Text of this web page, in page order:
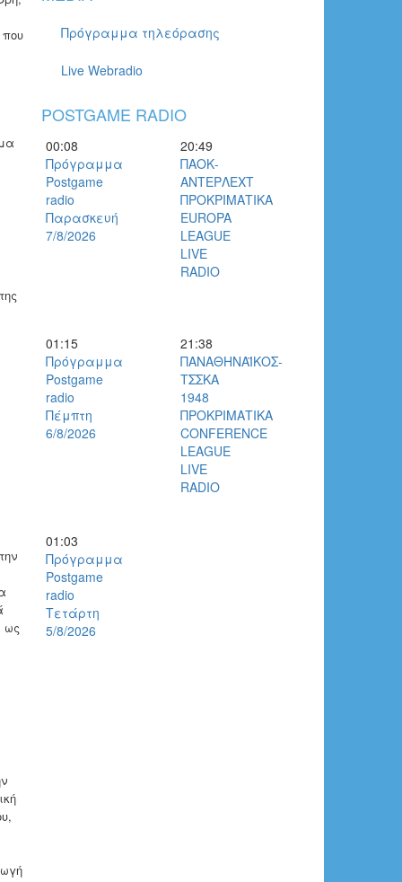
ως
Πρόγραμμα τηλεόρασης
Live Webradio
POSTGAME RADIO
00:08
Πρόγραμμα
Postgame
radio
Παρασκευή
7/8/2026
20:49
ΠΑΟΚ-
ΑΝΤΕΡΛΕΧΤ
ΠΡΟΚΡΙΜΑΤΙΚΑ
EUROPA
LEAGUE
LIVE
RADIO
01:15
Πρόγραμμα
Postgame
radio
Πέμπτη
6/8/2026
21:38
ΠΑΝΑΘΗΝΑΪΚΟΣ-
ΤΣΣΚΑ
1948
ΠΡΟΚΡΙΜΑΤΙΚΑ
CONFERENCE
LEAGUE
LIVE
RADIO
01:03
Πρόγραμμα
Postgame
radio
Τετάρτη
5/8/2026